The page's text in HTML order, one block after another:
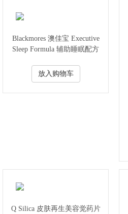
Blackmores 澳佳宝 Executive
Sleep Formula 辅助睡眠配方
放入购物车
Q Silica 皮肤再生美容觉药片